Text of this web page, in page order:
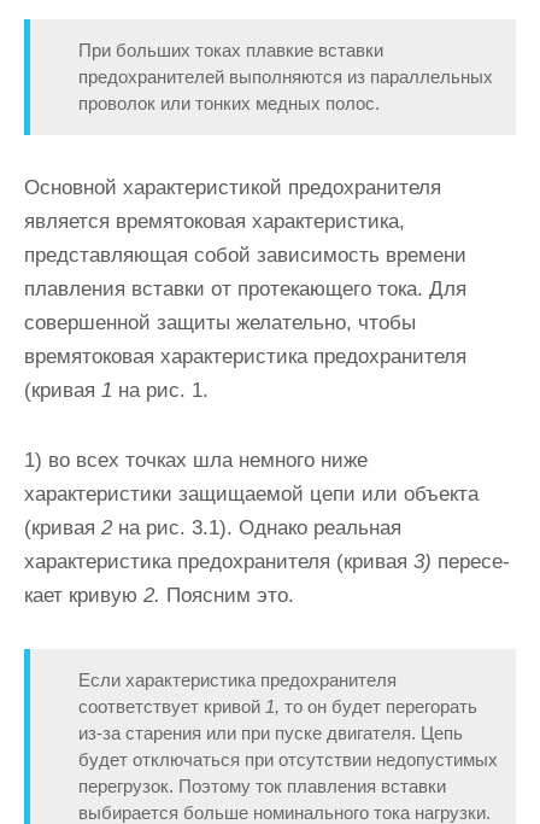
При больших токах плавкие вставки
предохранителей выпол­няются из параллельных
проволок или тонких медных полос.
Основной характеристикой предохранителя
является времятоковая характеристика,
представляющая собой зави­симость времени
плавления вставки от протекающего тока. Для
совершенной защиты желательно, чтобы
времятоковая характеристика предохранителя
(кривая 1 на рис. 1.
1) во всех точках шла немного ниже
характеристики защищае­мой цепи или объекта
(кривая 2 на рис. 3.1). Однако ре­альная
характеристика предохранителя (кривая 3) пересе­
кает кривую 2. Поясним это.
Если характеристика предо­хранителя
соответствует кривой 1, то он будет перегорать
из-за старения или при пуске двигателя. Цепь
будет отключаться при отсутствии недопустимых
перегрузок. По­этому ток плавления вставки
выбирается больше номи­нального тока нагрузки.